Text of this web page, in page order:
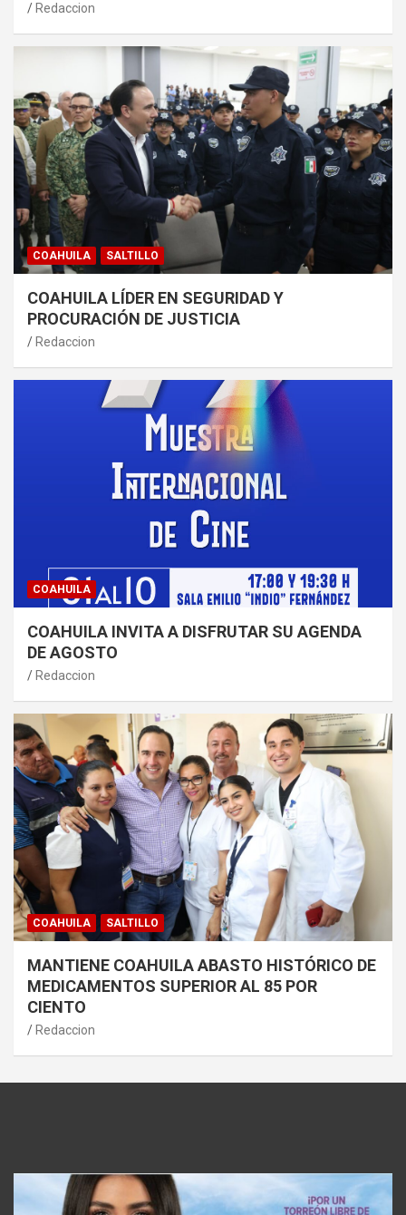
Redaccion
COAHUILA SALTILLO
COAHUILA LÍDER EN SEGURIDAD Y
PROCURACIÓN DE JUSTICIA
Redaccion
COAHUILA
COAHUILA INVITA A DISFRUTAR SU AGENDA
DE AGOSTO
Redaccion
COAHUILA SALTILLO
MANTIENE COAHUILA ABASTO HISTÓRICO DE
MEDICAMENTOS SUPERIOR AL 85 POR
CIENTO
Redaccion